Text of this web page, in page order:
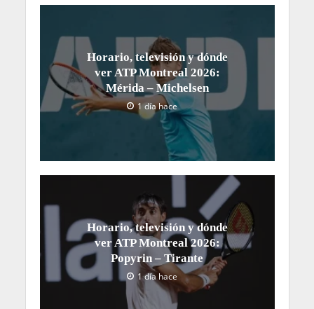
Horario, televisión y dónde
ver ATP Montreal 2026:
Mérida – Michelsen
1 día hace
Horario, televisión y dónde
ver ATP Montreal 2026:
Popyrin – Tirante
1 día hace